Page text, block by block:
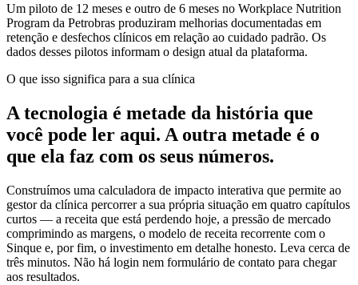
Um piloto de 12 meses e outro de 6 meses no Workplace Nutrition
Program da Petrobras produziram melhorias documentadas em
retenção e desfechos clínicos em relação ao cuidado padrão. Os
dados desses pilotos informam o design atual da plataforma.
O que isso significa para a sua clínica
A tecnologia é metade da história que
você pode ler aqui. A outra metade é o
que ela faz com os seus números.
Construímos uma calculadora de impacto interativa que permite ao
gestor da clínica percorrer a sua própria situação em quatro capítulos
curtos — a receita que está perdendo hoje, a pressão de mercado
comprimindo as margens, o modelo de receita recorrente com o
Sinque e, por fim, o investimento em detalhe honesto. Leva cerca de
três minutos. Não há login nem formulário de contato para chegar
aos resultados.